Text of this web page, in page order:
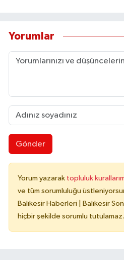
Yorumlar
Gönder
Yorum yazarak topluluk
ve tüm sorumluluğu
Balıkesir Haberleri | Balıkesir
hiçbir şekilde sorumlu tutulamaz.